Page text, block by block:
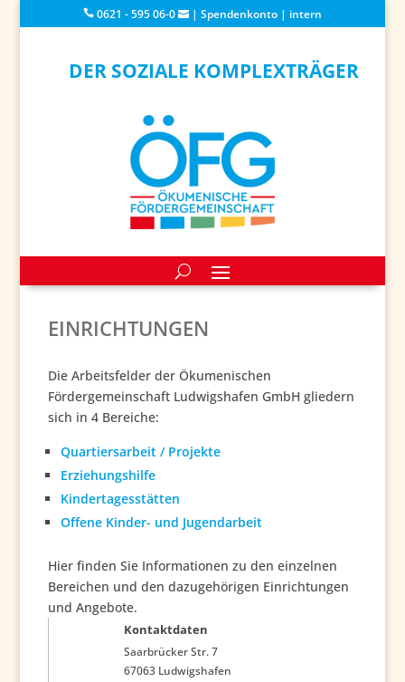
0621 - 595 06-0 | Spendenkonto| intern
DER SOZIALE KOMPLEXTRÄGER
EINRICHTUNGEN
Die Arbeitsfelder der Ökumenischen
Fördergemeinschaft Ludwigshafen GmbH gliedern
sich in 4 Bereiche:
Quartiersarbeit / Projekte
Erziehungshilfe
Kindertagesstätten
Offene Kinder- und Jugendarbeit
Hier finden Sie Informationen zu den einzelnen
Bereichen und den dazugehörigen Einrichtungen
und Angebote.
Kontaktdaten
Saarbrücker Str. 7
67063 Ludwigshafen